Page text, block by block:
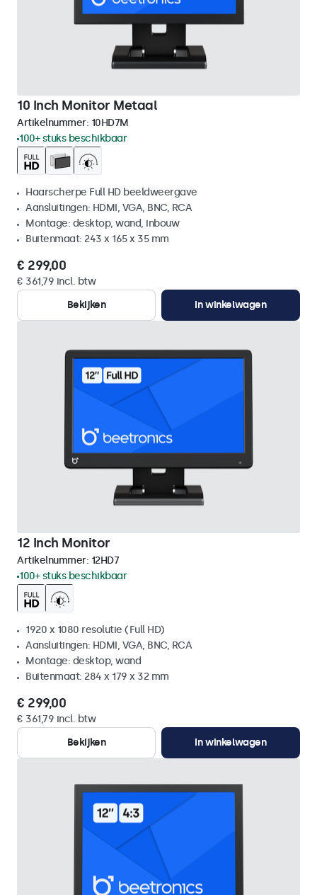
10 Inch Monitor Metaal
Artikelnummer: 10HD7M
100+ stuks beschikbaar
Haarscherpe Full HD beeldweergave
Aansluitingen: HDMI, VGA, BNC, RCA
Montage: desktop, wand, inbouw
Buitenmaat: 243 x 165 x 35 mm
€ 299,00
€ 361,79 incl. btw
Bekijken
In winkelwagen
12 Inch Monitor
Artikelnummer: 12HD7
100+ stuks beschikbaar
1920 x 1080 resolutie (Full HD)
Aansluitingen: HDMI, VGA, BNC, RCA
Montage: desktop, wand
Buitenmaat: 284 x 179 x 32 mm
€ 299,00
€ 361,79 incl. btw
Bekijken
In winkelwagen